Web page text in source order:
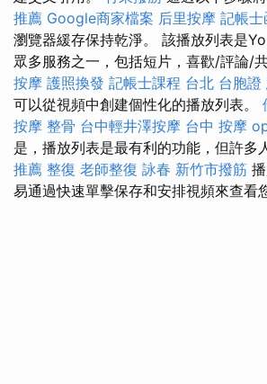
推薦 Google商家檔案 后里按摩 記帳士
瀏覽器緩存保持乾淨。 該播放列表是
眾多服務之一，包括短片，喜歡/評論/
按摩 護照換發 記帳士課程 台北 台胞證
可以從視頻中創建個性化的播放列表。
按摩 整骨 台中輕井澤按摩 台中 按摩
是，播放列表是最有利的功能，但許多
推薦 整復 老師整復 詠春 新竹市撥筋
易通過快速單擊保存和安排視頻來查看